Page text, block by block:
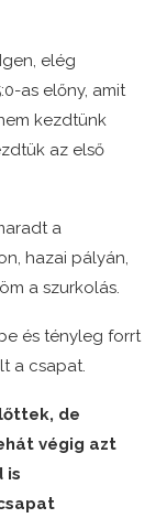
elég
as előny, amit
kezdtünk
az első
a
hazai pályán,
a szurkolás.
és tényleg forrt
a csapat.
de
végig azt
is